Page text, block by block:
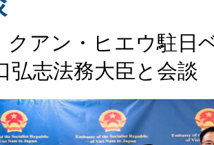
クアン・ヒエウ駐日
弘志法務大臣と会